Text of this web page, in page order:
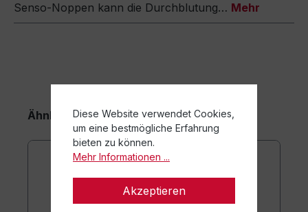
Senso-Noppen kann die Durchblutung… Mehr
Ähnliche ArtikelDiese Website verwendet Cookies,
um eine bestmögliche Erfahrung
bieten zu können.
Mehr Informationen ...
Akzeptieren